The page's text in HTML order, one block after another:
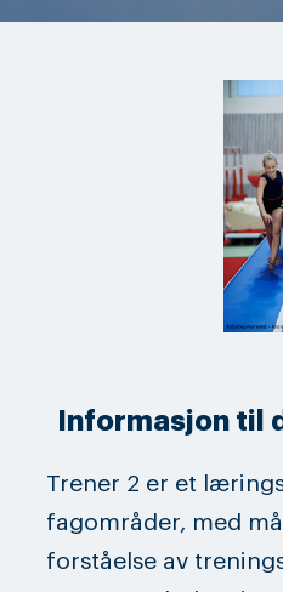
Informasjon til
Trener 2 er et
fagområder, med
forståelse av